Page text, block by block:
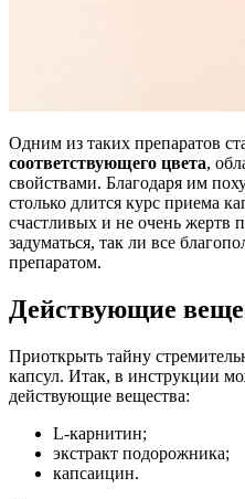
Одним из таких препаратов
соответствующего цвета,
свойствами. Благодаря им
столько длится курс приема
счастливых и не очень жертв
задуматься, так ли все
препаратом.
Действующие
Приоткрыть тайну
капсул. Итак, в инструкции
действующие вещества:
L-карнитин;
экстракт подорожника;
капсаицин.